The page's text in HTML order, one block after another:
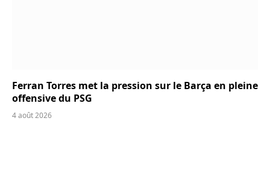
Ferran Torres met la pression sur le Barça en pleine
offensive du PSG
4 août 2026